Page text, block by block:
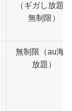
（ギガし放題は
無制限）
無制限（au海
放題）